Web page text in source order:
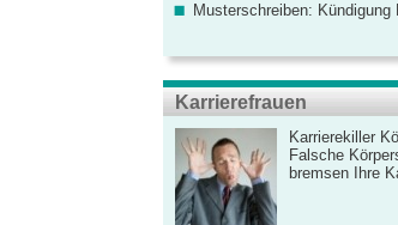
Musterschreiben:
Karrierefrauen
Karrierekiller
Falsche
bremsen Ihre